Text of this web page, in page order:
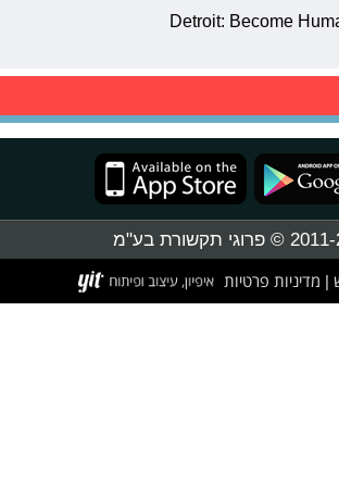
Detroit: Become
תקשורת בע"מ
מדיניות פרטיות